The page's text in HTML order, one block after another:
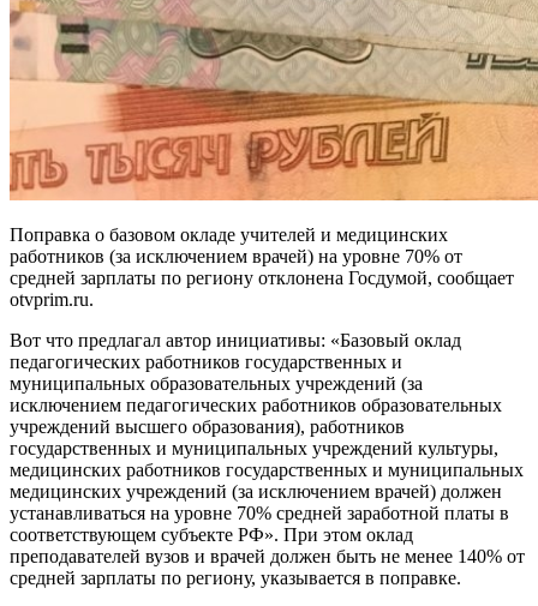
Поправка о базовом окладе учителей и медицинских
работников (за исключением врачей) на уровне 70% от
средней зарплаты по региону отклонена Госдумой, сообщает
otvprim.ru.
Вот что предлагал автор инициативы: «Базовый оклад
педагогических работников государственных и
муниципальных образовательных учреждений (за
исключением педагогических работников образовательных
учреждений высшего образования), работников
государственных и муниципальных учреждений культуры,
медицинских работников государственных и муниципальных
медицинских учреждений (за исключением врачей) должен
устанавливаться на уровне 70% средней заработной платы в
соответствующем субъекте РФ». При этом оклад
преподавателей вузов и врачей должен быть не менее 140% от
средней зарплаты по региону, указывается в поправке.